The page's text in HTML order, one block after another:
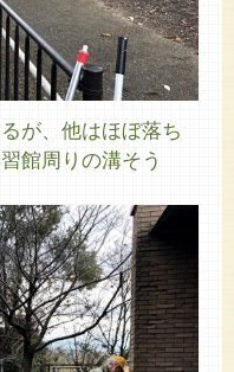
が、他はほぼ落ち
館周りの溝そう